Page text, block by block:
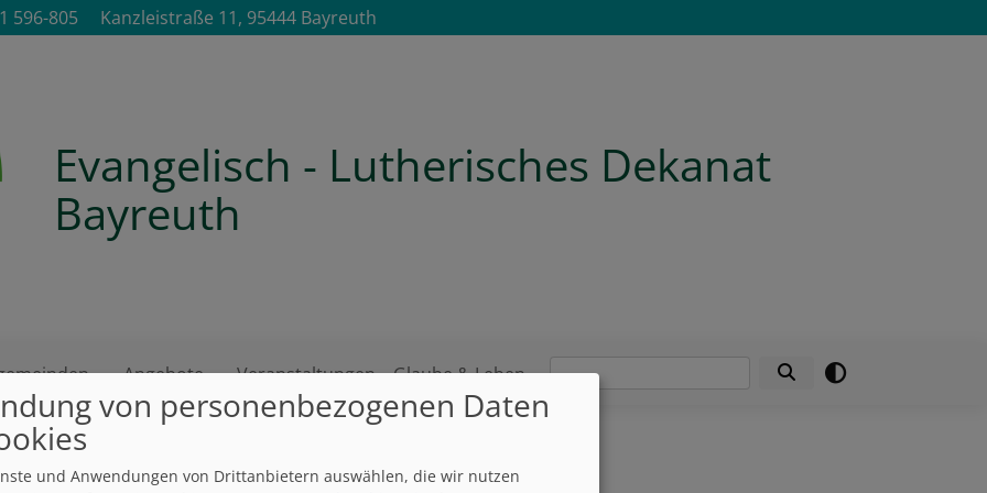
596-805 Kanzleistraße 11, 95444 Bayreuth
Evangelisch - Lutherisches Dekanat
Bayreuth
Angebote Veranstaltungen Glaube & Leben
von personenbezogenen Daten
und Anwendungen von Drittanbietern auswählen, die wir nutzen